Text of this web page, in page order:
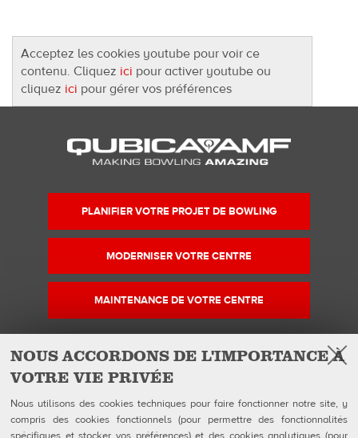
NOUS ACCORDONS DE L'IMPORTANCE À
VOTRE VIE PRIVÉE
Nous utilisons des cookies techniques pour faire fonctionner notre site, y
compris des cookies fonctionnels (pour permettre des fonctionnalités
Acceptez les cookies youtube pour voir ce
contenu. Cliquez ici pour activer youtube ou
cliquez ici pour gérer vos préférences
PLANIFIER VOTRE PROJET DE BOWLING
MODERNISER VOTRE CENTRE
MAINTENANCE DE VOTRE CENTRE
Suivez-nous sur